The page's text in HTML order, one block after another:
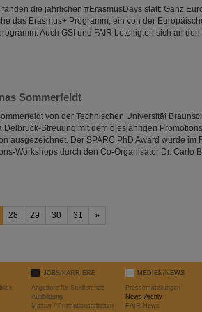
fanden die jährlichen #ErasmusDays statt: Ganz
das Erasmus+ Programm, ein von der
Auch GSI und FAIR beteiligten sich an
Sommerfeldt
von der Technischen Universität
Delbrück-Streuung mit dem diesjährigen
ausgezeichnet. Der SPARC PhD Award wurde im
Workshops durch den Co-Organisator Dr. Carlo
28 29 30 31 »
JOBS/KARRIERE
Angebote für Studierende
Ausbildung
Master / Promotionsarbeiten
MEDIEN/NEWS
Pressemitteilungen
News-Archiv
FAIR-News